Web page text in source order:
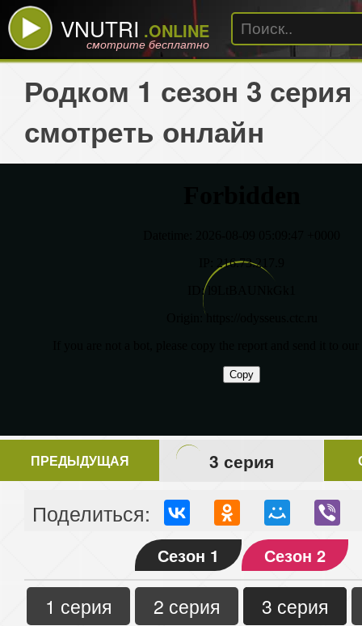
VNUTRI .ONLINE
смотрите бесплатно
Родком 1 сезон 3 серия
смотреть онлайн
ПРЕДЫДУЩАЯ 3 серия
Поделиться:
Сезон 1 Сезон 2
1 серия 2 серия
3 серия